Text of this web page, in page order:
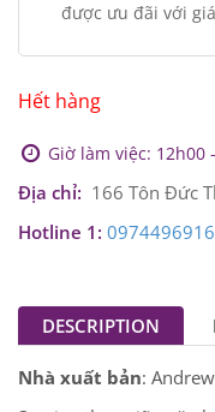
được ưu đãi với
Hết hàng
Giờ làm việc: 12h00
Địa chỉ: 166 Tôn Đức
Hotline 1: 0974496916
DESCRIPTION
Nhà xuất bản: